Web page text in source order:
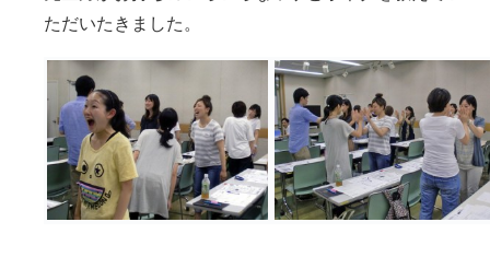
ただいたきました。